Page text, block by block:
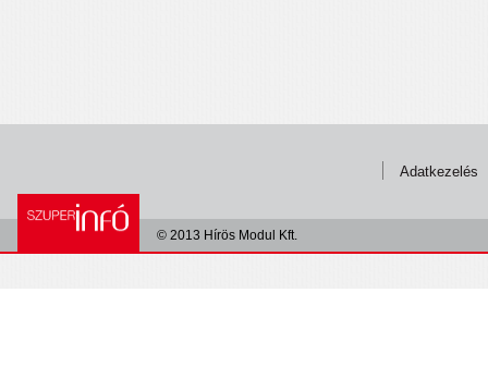
Adatkezelés
© 2013 Hírös Modul Kft.